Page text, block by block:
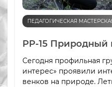
ПЕДАГОГИЧЕСКАЯ
РР-15 Природный
Сегодня профильная
интерес» проявили
венков на природе.